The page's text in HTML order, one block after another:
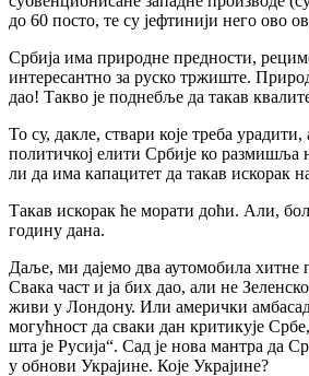
до 60 посто, те су јефтинији него ово
Србија има природне предности,
интересантно за руско тржиште.
дао! Такво је поднебље да такав
То су, дакле, ствари које треба
политичкој елити Србије ко размишља
ли да има капацитет да такав искорак
Такав искорак ће морати доћи. Али,
годину дана.
Даље, ми дајемо два аутомобила хитне
Свака част и ја бих дао, али не
живи у Лондону. Или амерички
могућност да сваки дан критикује
шта је Русија“. Сад је нова мантра да
у обнови Украјине. Које Украјине?